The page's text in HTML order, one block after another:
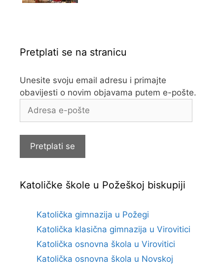
Pretplati se na stranicu
Unesite svoju email adresu i primajte
obavijesti o novim objavama putem e-pošte.
Adresa
Pretplati se
Katoličke škole u Požeškoj biskupiji
Katolička gimnazija u Požegi
Katolička klasična gimnazija u Virovitici
Katolička osnovna škola u Virovitici
Katolička osnovna škola u Novskoj